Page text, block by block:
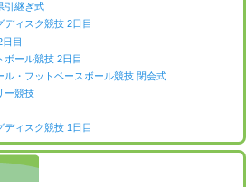
引継ぎ式
ィスク競技 2日目
目
ボール競技 2日目
・フットベースボール競技 閉会式
ー競技
ィスク競技 1日目